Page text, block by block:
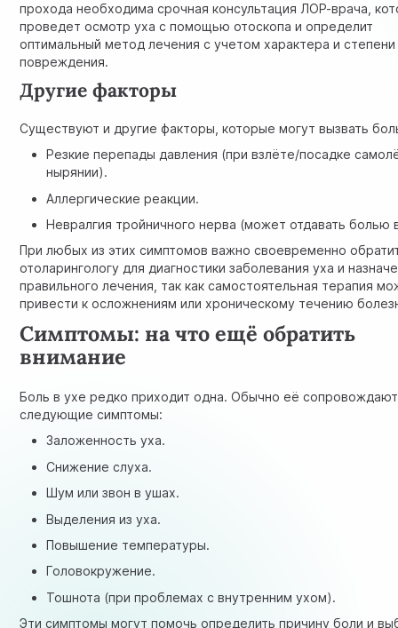
прохода необходима срочная консультация ЛОР-врача,
проведет осмотр уха с помощью отоскопа и определит
оптимальный метод лечения с учетом характера и степени
повреждения.
Другие факторы
Существуют и другие факторы, которые могут вызвать
Резкие перепады давления (при взлёте/посадке
нырянии).
Аллергические реакции.
Невралгия тройничного нерва (может отдавать болью
При любых из этих симптомов важно своевременно
отоларингологу для диагностики заболевания уха и
правильного лечения, так как самостоятельная терапия
привести к осложнениям или хроническому течению
Симптомы: на что ещё обратить
внимание
Боль в ухе редко приходит одна. Обычно её сопровождают
следующие симптомы:
Заложенность уха.
Снижение слуха.
Шум или звон в ушах.
Выделения из уха.
Повышение температуры.
Головокружение.
Тошнота (при проблемах с внутренним ухом).
Эти симптомы могут помочь определить причину боли и